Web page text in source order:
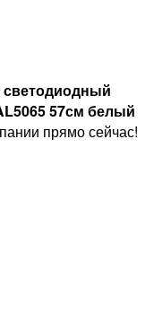
57см белый
прямо сейчас!